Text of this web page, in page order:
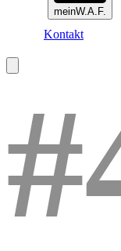
meinW.A.F.
Kontakt